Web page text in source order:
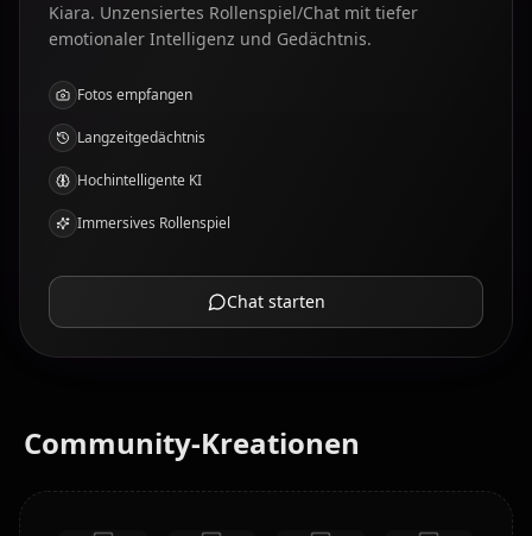
Kiara. Unzensiertes Rollenspiel/Chat mit tiefer
emotionaler Intelligenz und Gedächtnis.
Fotos empfangen
Langzeitgedächtnis
Hochintelligente KI
Immersives Rollenspiel
Chat starten
Community-Kreationen